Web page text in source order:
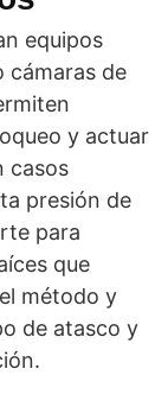
equipos
cámaras de
y actuar
casos
presión de
para
que
método y
de atasco y